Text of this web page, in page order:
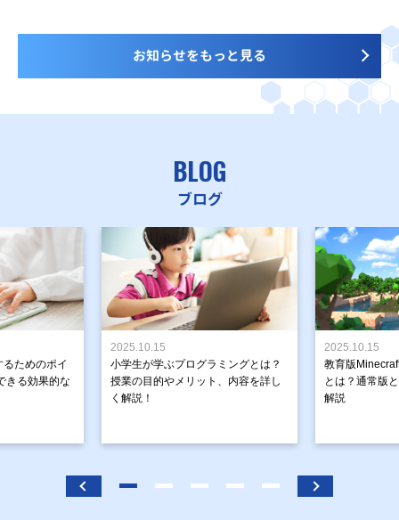
お知らせをもっと見る
BLOG
ブログ
ためのポイ
きる効果的な
2025.10.15
小学生が学ぶプログラミングとは？
授業の目的やメリット、内容を詳し
く解説！
2025.10.15
教育版
とは？通常版
解説